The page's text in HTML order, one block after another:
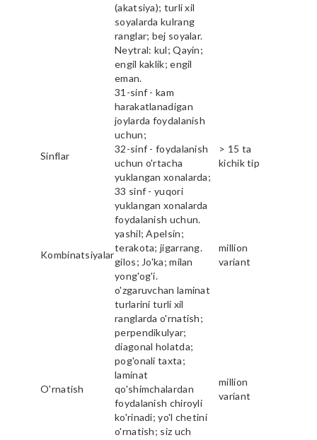
(akatsiya); turli xil
soyalarda kulrang
ranglar; bej soyalar.
Neytral: kul; Qayin;
engil kaklik; engil
eman.
Sinflar
31-sinf - kam
harakatlanadigan
joylarda foydalanish
uchun;
32-sinf - foydalanish
uchun o'rtacha
yuklangan xonalarda;
33 sinf - yuqori
yuklangan xonalarda
foydalanish uchun.
> 15 ta
kichik tip
Kombinatsiyalar
yashil; Apelsin;
terakota; jigarrang.
gilos; Jo'ka; milan
yong'og'i.
million
variant
O'rnatish
o'zgaruvchan laminat
turlarini turli xil
ranglarda o'rnatish;
perpendikulyar;
diagonal holatda;
pog'onali taxta;
laminat
qo'shimchalardan
foydalanish chiroyli
ko'rinadi; yo'l chetini
o'rnatish; siz uch
million
variant